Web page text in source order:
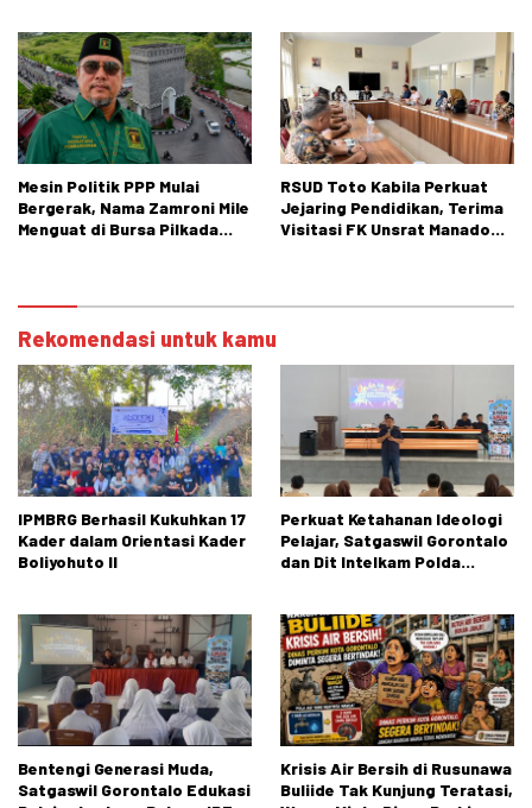
Mesin Politik PPP Mulai
Bergerak, Nama Zamroni Mile
Menguat di Bursa Pilkada
RSUD Toto Kabila Perkuat
Jejaring Pendidikan, Terima
Visitasi FK Unsrat Manado
Rekomendasi untuk kamu
IPMBRG Berhasil Kukuhkan 17
Kader dalam Orientasi Kader
Boliyohuto II
Perkuat Ketahanan Ideologi
Pelajar, Satgaswil Gorontalo
dan Dit Intelkam Polda
Negeri 1 Kabila
Bentengi Generasi Muda,
Satgaswil Gorontalo Edukasi
Krisis Air Bersih di Rusunawa
Buliide Tak Kunjung Teratasi,